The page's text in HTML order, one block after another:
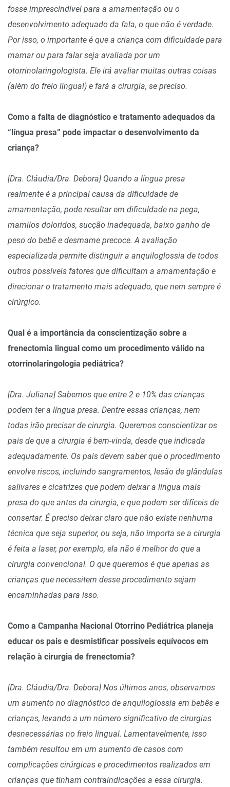
fosse imprescindível para a amamentação ou o
desenvolvimento adequado da fala, o que não é verdade.
Por isso, o importante é que a criança com dificuldade para
mamar ou para falar seja avaliada por um
otorrinolaringologista. Ele irá avaliar muitas outras coisas
(além do freio lingual) e fará a cirurgia, se preciso.
Como a falta de diagnóstico e tratamento adequados da
“língua presa” pode impactar o desenvolvimento da
criança?
[Dra. Cláudia/Dra. Debora] Quando a língua presa
realmente é a principal causa da dificuldade de
amamentação, pode resultar em dificuldade na pega,
mamilos doloridos, sucção inadequada, baixo ganho de
peso do bebê e desmame precoce. A avaliação
especializada permite distinguir a anquiloglossia de todos
outros possíveis fatores que dificultam a amamentação e
direcionar o tratamento mais adequado, que nem sempre é
cirúrgico.
Qual é a importância da conscientização sobre a
frenectomia lingual como um procedimento válido na
otorrinolaringologia pediátrica?
[Dra. Juliana] Sabemos que entre 2 e 10% das crianças
podem ter a língua presa. Dentre essas crianças, nem
todas irão precisar de cirurgia. Queremos conscientizar os
pais de que a cirurgia é bem-vinda, desde que indicada
adequadamente. Os pais devem saber que o procedimento
envolve riscos, incluindo sangramentos, lesão de glândulas
salivares e cicatrizes que podem deixar a língua mais
presa do que antes da cirurgia, e que podem ser difíceis de
consertar. É preciso deixar claro que não existe nenhuma
técnica que seja superior, ou seja, não importa se a cirurgia
é feita a laser, por exemplo, ela não é melhor do que a
cirurgia convencional. O que queremos é que apenas as
crianças que necessitem desse procedimento sejam
encaminhadas para isso.
Como a Campanha Nacional Otorrino Pediátrica planeja
educar os pais e desmistificar possíveis equívocos em
relação à cirurgia de frenectomia?
[Dra. Cláudia/Dra. Debora] Nos últimos anos, observamos
um aumento no diagnóstico de anquiloglossia em bebês e
crianças, levando a um número significativo de cirurgias
desnecessárias no freio lingual. Lamentavelmente, isso
também resultou em um aumento de casos com
complicações cirúrgicas e procedimentos realizados em
crianças que tinham contraindicações a essa cirurgia.